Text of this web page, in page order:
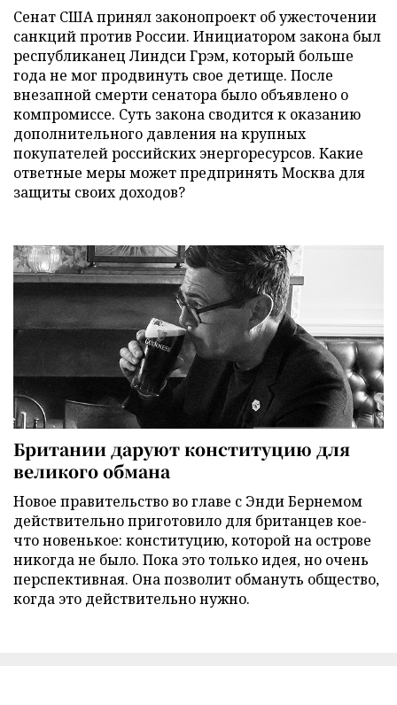
Сенат США принял законопроект об ужесточении
санкций против России. Инициатором закона был
республиканец Линдси Грэм, который больше
года не мог продвинуть свое детище. После
внезапной смерти сенатора было объявлено о
компромиссе. Суть закона сводится к оказанию
дополнительного давления на крупных
покупателей российских энергоресурсов. Какие
ответные меры может предпринять Москва для
защиты своих доходов?
Британии даруют конституцию для
великого обмана
Новое правительство во главе с Энди Бернемом
действительно приготовило для британцев кое-
что новенькое: конституцию, которой на острове
никогда не было. Пока это только идея, но очень
перспективная. Она позволит обмануть общество,
когда это действительно нужно.